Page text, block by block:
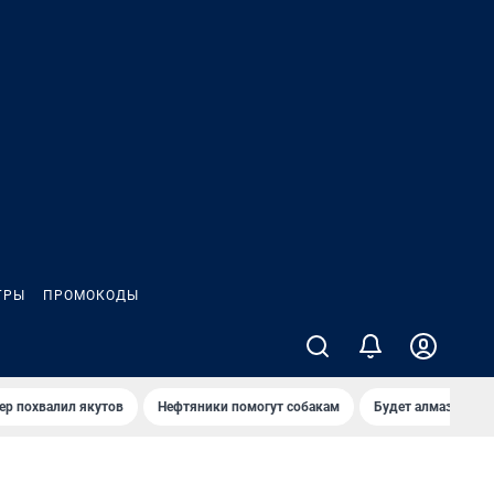
ПРОМОКОДЫ
похвалил якутов Нефтяники помогут собакам Будет алмазный